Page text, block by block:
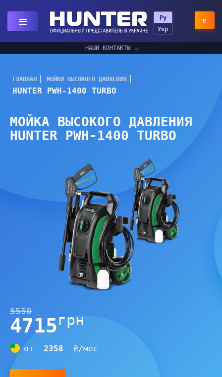
Ру
Укр
НАШИ КОНТАКТЫ
ГЛАВНАЯ МОЙКИ ВЫСОКОГО ДАВЛЕНИЯ
HUNTER PWH-1400 TURBO
МОЙКА ВЫСОКОГО ДАВЛЕНИЯ
HUNTER PWH-1400 TURBO
5550
4715грн
от 2358 ₴/мес